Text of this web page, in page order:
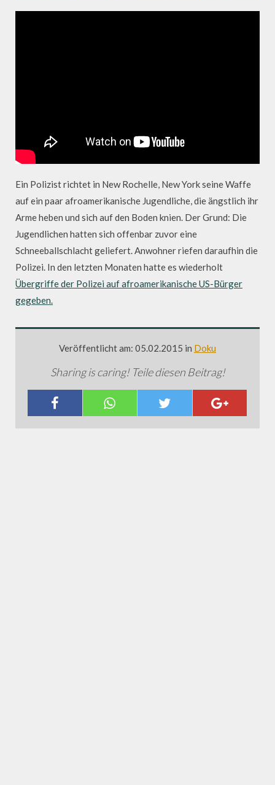
Ein Polizist richtet in New Rochelle, New York seine Waffe
auf ein paar afroamerikanische Jugendliche, die ängstlich ihr
Arme heben und sich auf den Boden knien. Der Grund: Die
Jugendlichen hatten sich offenbar zuvor eine
Schneeballschlacht geliefert. Anwohner riefen daraufhin die
Polizei. In den letzten Monaten hatte es wiederholt
Übergriffe der Polizei auf afroamerikanische US-Bürger
gegeben.
Veröffentlicht am: 05.02.2015 in Doku
Sharing is caring! Teile diesen Beitrag!